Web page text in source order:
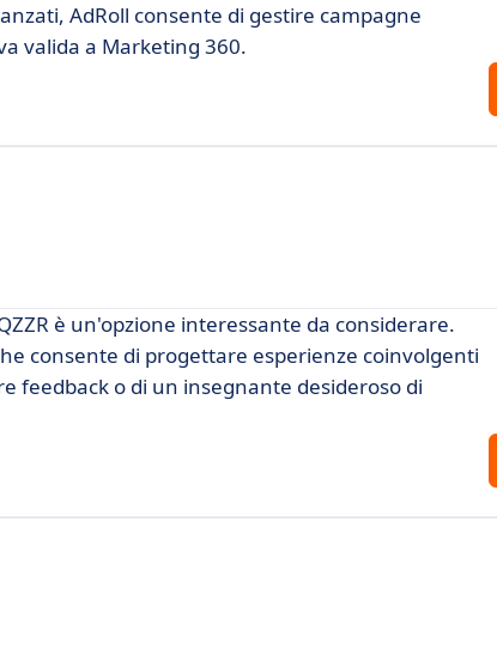
AdRoll consente di gestire campagne
valida a Marketing 360.
è un'opzione interessante da considerare.
consente di progettare esperienze coinvolgenti
feedback o di un insegnante desideroso di